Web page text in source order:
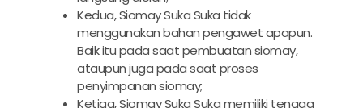
Kedua, Siomay Suka Suka tidak
menggunakan bahan pengawet apapun.
Baik itu pada saat pembuatan siomay,
ataupun juga pada saat proses
penyimpanan siomay;
Ketiga, Siomay Suka Suka memiliki tenaga